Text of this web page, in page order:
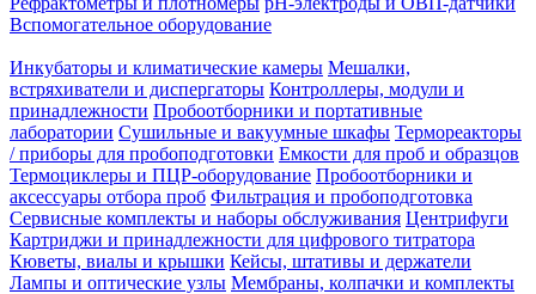
Вспомогательное оборудование
Инкубаторы и климатические камеры Мешалки,
встряхиватели и диспергаторы Контроллеры, модули и
принадлежности Пробоотборники и портативные
лаборатории Сушильные и вакуумные шкафы Термореакторы
/ приборы для пробоподготовки Емкости для проб и образцов
Термоциклеры и ПЦР-оборудование Пробоотборники и
аксессуары отбора проб Фильтрация и пробоподготовка
Сервисные комплекты и наборы обслуживания Центрифуги
Картриджи и принадлежности для цифрового титратора
Кюветы, виалы и крышки Кейсы, штативы и держатели
Лампы и оптические узлы Мембраны, колпачки и комплекты